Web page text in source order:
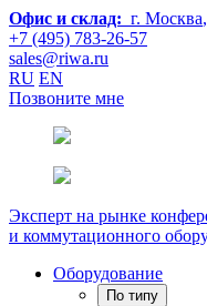
Офис и склад: г. Москва
+7 (495) 783-26-57
sales@riwa.ru
RU EN
Позвоните мне
Эксперт на рынке
и коммутационного
Оборудование
По типу